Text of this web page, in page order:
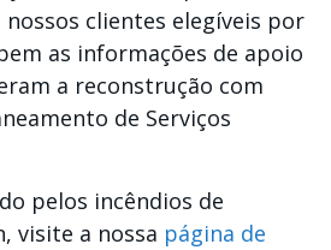
clientes elegíveis por
as informações de apoio
a reconstrução com
de Serviços
pelos incêndios de
visite a nossa página de